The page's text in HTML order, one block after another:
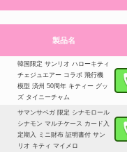
製品名
韓国限定 サンリオ ハローキティ
チェジュエアー コラボ 飛行機
模型 済州 50周年 キティー グッ
ズ タイニーチャム
サマンサベガ 限定 シナモロール
シナモン マルチケース カード入
定期入 ミニ財布 証明書付 サン
リオ キティ マイメロ